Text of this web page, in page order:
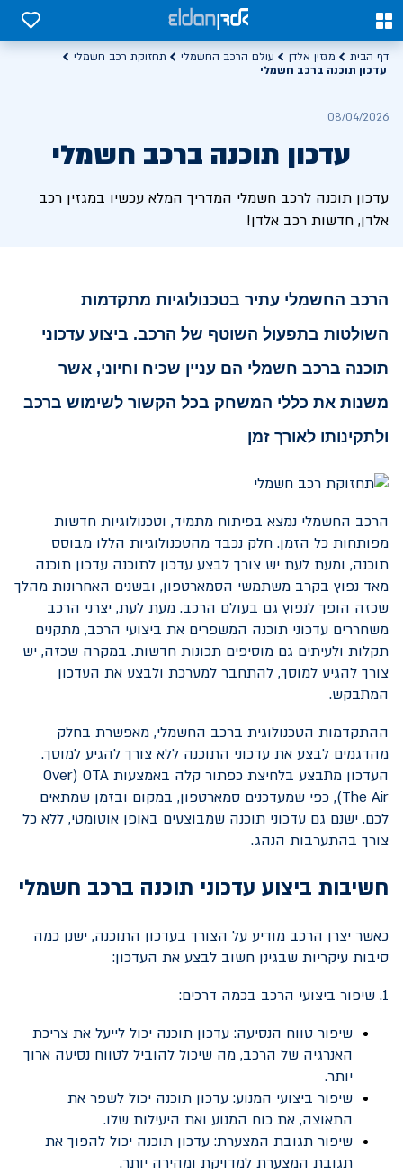
0
0
דף הבית מגזין אלדן עולם הרכב החשמלי
תחזוקת רכב חשמלי
עדכון תוכנה ברכב חשמלי
08/04/2026
עדכון תוכנה ברכב חשמלי
עדכון תוכנה לרכב חשמלי המדריך המלא עכשיו במגזין רכב
אלדן, חדשות רכב אלדן!
הרכב החשמלי עתיר בטכנולוגיות מתקדמות
השולטות בתפעול השוטף של הרכב. ביצוע עדכוני
תוכנה ברכב חשמלי הם עניין שכיח וחיוני, אשר
משנות את כללי המשחק בכל הקשור לשימוש ברכב
ולתקינותו לאורך זמן
הרכב החשמלי נמצא בפיתוח מתמיד, וטכנולוגיות חדשות
מפותחות כל הזמן. חלק נכבד מהטכנולוגיות הללו מבוסס
תוכנה, ומעת לעת יש צורך לבצע עדכון לתוכנה עדכון תוכנה
מאד נפוץ בקרב משתמשי הסמארטפון, ובשנים האחרונות מהלך
שכזה הופך לנפוץ גם בעולם הרכב. מעת לעת, יצרני הרכב
משחררים עדכוני תוכנה המשפרים את ביצועי הרכב, מתקנים
תקלות ולעיתים גם מוסיפים תכונות חדשות. במקרה שכזה, יש
צורך להגיע למוסך, להתחבר למערכת ולבצע את העדכון
המתבקש.
ההתקדמות הטכנולוגית ברכב החשמלי, מאפשרת בחלק
מהדגמים לבצע את עדכוני התוכנה ללא צורך להגיע למוסך.
העדכון מתבצע בלחיצת כפתור קלה באמצעות OTA
(
Over
The Air), כפי שמעדכנים סמארטפון, במקום ובזמן שמתאים
לכם. ישנם גם עדכוני תוכנה שמבוצעים באופן אוטומטי, ללא כל
צורך בהתערבות הנהג.
חשיבות ביצוע עדכוני תוכנה ברכב חשמלי
כאשר יצרן הרכב מודיע על הצורך בעדכון התוכנה, ישנן כמה
סיבות עיקריות שבגינן חשוב לבצע את העדכון:
1. שיפור ביצועי הרכב בכמה דרכים:
שיפור טווח הנסיעה: עדכון תוכנה יכול לייעל את צריכת
האנרגיה של הרכב, מה שיכול להוביל לטווח נסיעה ארוך
יותר.
שיפור ביצועי המנוע: עדכון תוכנה יכול לשפר את
התאוצה, את כוח המנוע ואת היעילות שלו.
שיפור תגובת המצערת: עדכון תוכנה יכול להפוך את
תגובת המצערת למדויקת ומהירה יותר.